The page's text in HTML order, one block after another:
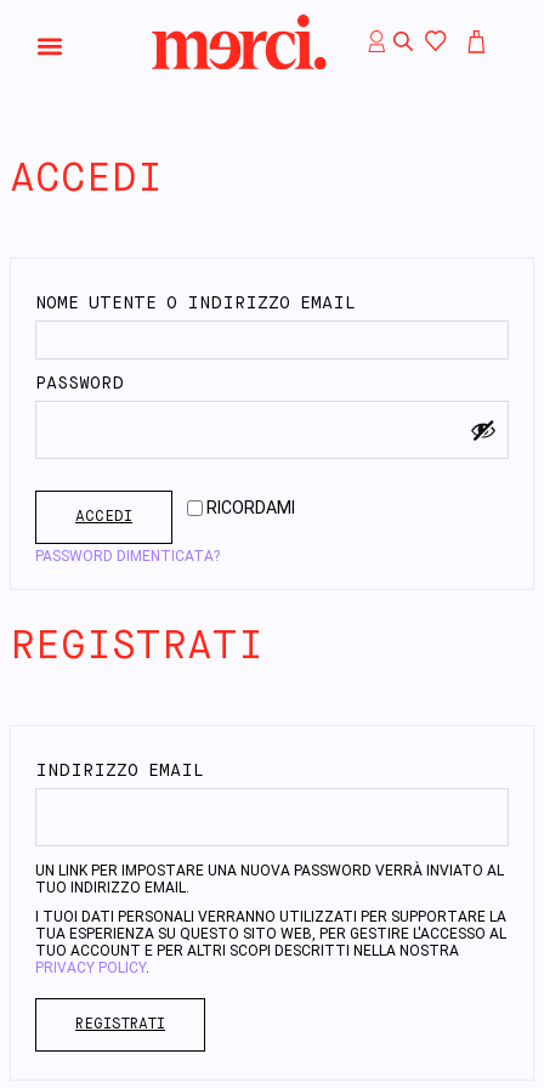
ACCEDI
NOME UTENTE O INDIRIZZO EMAIL
PASSWORD
RICORDAMI
ACCEDI
PASSWORD DIMENTICATA?
REGISTRATI
INDIRIZZO EMAIL
UN LINK PER IMPOSTARE UNA NUOVA PASSWORD VERRÀ INVIATO AL
TUO INDIRIZZO EMAIL.
I TUOI DATI PERSONALI VERRANNO UTILIZZATI PER SUPPORTARE LA
TUA ESPERIENZA SU QUESTO SITO WEB, PER GESTIRE L'ACCESSO AL
TUO ACCOUNT E PER ALTRI SCOPI DESCRITTI NELLA NOSTRA
PRIVACY POLICY.
REGISTRATI